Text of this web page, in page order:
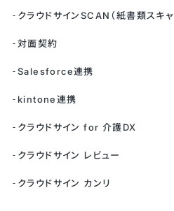
クラウドサインSCAN（紙書類スキャ
対面契約
Salesforce連携
kintone連携
クラウドサイン for 介護DX
クラウドサイン レビュー
クラウドサイン カンリ